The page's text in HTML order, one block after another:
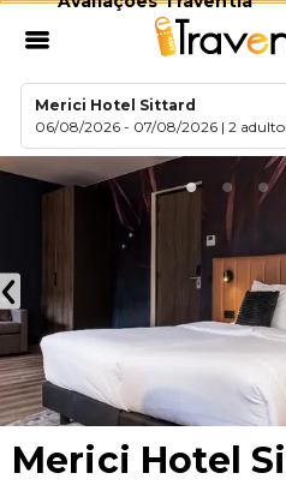
Merici Hotel Sittard
06/08/2026 - 07/08/2026 |2
Merici Hotel